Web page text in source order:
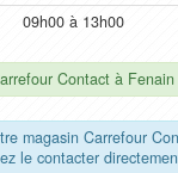
09h00 à 13h00
Contact à
magasin Carrefour
le contacter